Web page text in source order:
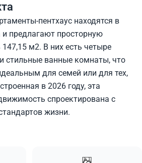
пентхаус находятся в
и предлагают просторную
м2. В них есть четыре
стильные ванные комнаты, что
для семей или для тех,
в 2026 году, эта
спроектирована с
жизни.